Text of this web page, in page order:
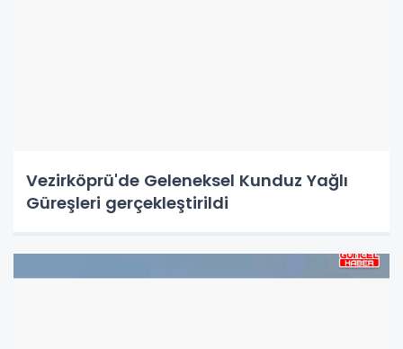
Vezirköprü'de Geleneksel Kunduz Yağlı
Güreşleri gerçekleştirildi